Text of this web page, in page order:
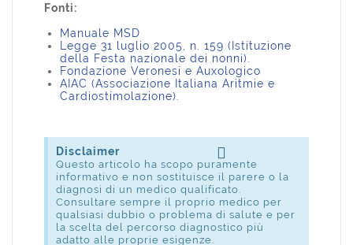
Fonti:
Manuale MSD
Legge 31 luglio 2005, n. 159 (Istituzione
della Festa nazionale dei nonni)
Fondazione Veronesi e Auxologico
AIAC (Associazione Italiana Aritmie e
Cardiostimolazione).
Disclaimer
Questo articolo ha scopo puramente
informativo e non sostituisce il parere o la
diagnosi di un medico qualificato.
Consultare sempre il proprio medico per
qualsiasi dubbio o problema di salute e per
la scelta del percorso diagnostico più
adatto alle proprie esigenze.